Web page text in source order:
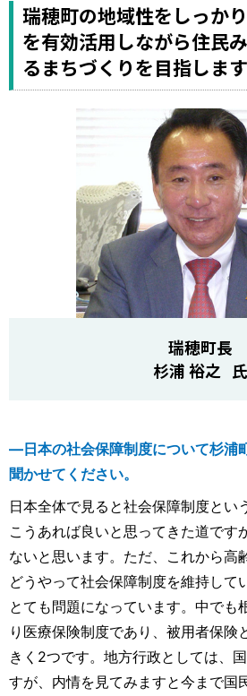
瑞穂町の地域性をしっか
を有効活用しながら住民
るまちづくりを目指します
瑞穂町長
杉浦 裕之 氏
―日本の社会保障制度について杉浦
聞かせてください。
日本全体で見ると社会保障制度とい
こうあれば良いと思ってきた道です
ないと思います。ただ、これから高
どうやって社会保障制度を維持して
とても問題になっています。中でも
り医療保険制度であり、被用者保険
きく2つです。地方行政としては、
すが、内情を見てみますと今まで国